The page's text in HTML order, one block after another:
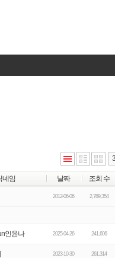
네임 날짜 조회 수
2012-06-06 2,789,354
인윤나 2025-04-26 241,606
2023-10-30 261,314